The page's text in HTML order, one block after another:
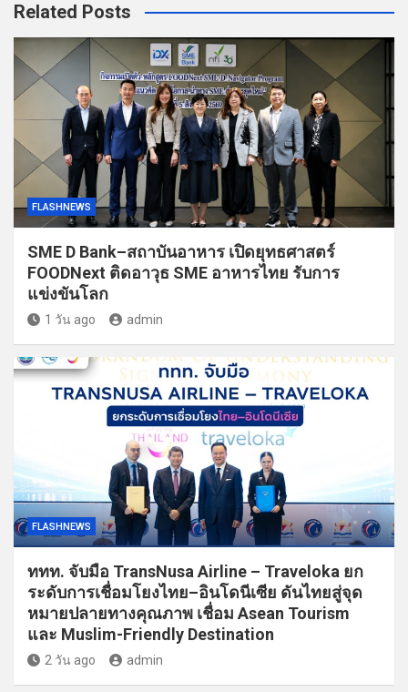
Related Posts
FLASHNEWS
SME D Bank–สถาบันอาหาร เปิดยุทธศาสตร์
FOODNext ติดอาวุธ SME อาหารไทย รับการ
แข่งขันโลก
1 วัน ago admin
FLASHNEWS
ททท. จับมือ TransNusa Airline – Traveloka ยก
ระดับการเชื่อมโยงไทย–อินโดนีเซีย ดันไทยสู่จุด
หมายปลายทางคุณภาพ เชื่อม Asean Tourism
และ Muslim-Friendly Destination
2 วัน ago admin